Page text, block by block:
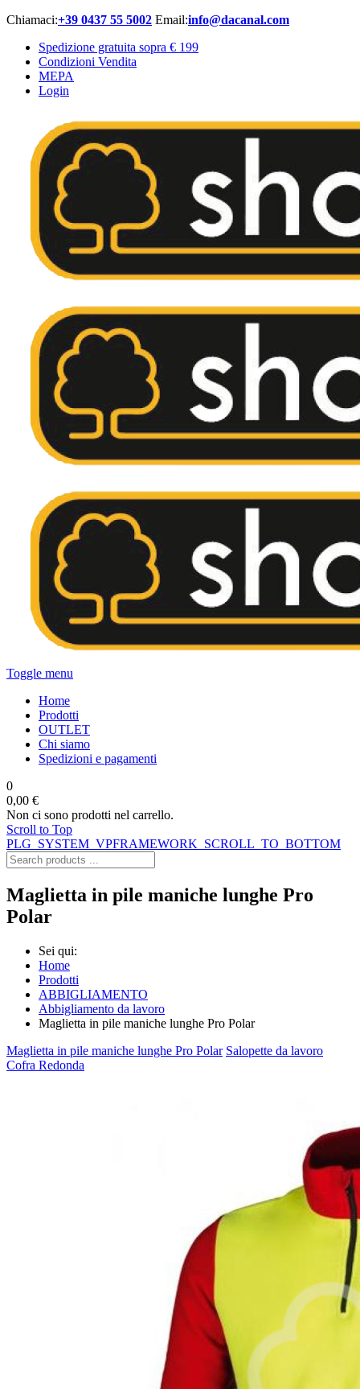
Chiamaci:+39 0437 55 5002 Email:info@dacanal.com
Spedizione gratuita sopra € 199
Condizioni Vendita
MEPA
Login
Toggle menu
Home
Prodotti
OUTLET
Chi siamo
Spedizioni e pagamenti
0
0,00 €
Non ci sono prodotti nel carrello.
Scroll to Top
PLG_SYSTEM_VPFRAMEWORK_SCROLL_TO_BOTTOM
Maglietta in pile maniche lunghe Pro
Polar
Sei qui:
Home
Prodotti
ABBIGLIAMENTO
Abbigliamento da lavoro
Maglietta in pile maniche lunghe Pro Polar
Maglietta in pile maniche lunghe Pro Polar Salopette da lavoro
Cofra Redonda